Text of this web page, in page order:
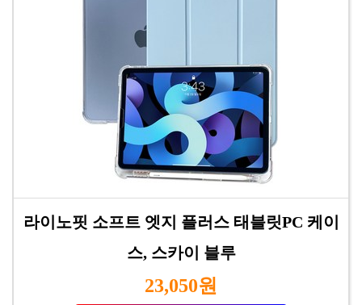
라이노핏 소프트 엣지 플러스 태블릿PC 케이
스, 스카이 블루
23,050원